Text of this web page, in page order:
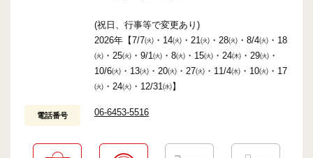
(祝日、行事等で変更あり)
2026年【7/7㈫・14㈫・21㈫・28㈫・8/4㈫・18
㈫・25㈫・9/1㈫・8㈫・15㈫・24㈭・29㈫・
10/6㈫・13㈫・20㈫・27㈫・11/4㈬・10㈫・17
㈫・24㈫・12/31㈬】
電話番号 06-6453-5516